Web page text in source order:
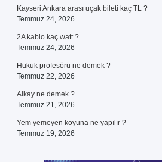
Kayseri Ankara arası uçak bileti kaç TL ?
Temmuz 24, 2026
2A kablo kaç watt ?
Temmuz 24, 2026
Hukuk profesörü ne demek ?
Temmuz 22, 2026
Alkay ne demek ?
Temmuz 21, 2026
Yem yemeyen koyuna ne yapılır ?
Temmuz 19, 2026